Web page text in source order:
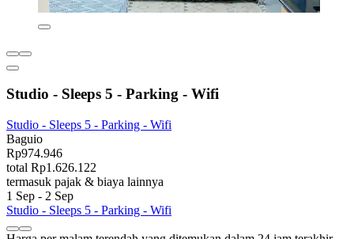
Studio - Sleeps 5 - Parking - Wifi
Studio - Sleeps 5 - Parking - Wifi
Baguio
Rp974.946
total Rp1.626.122
termasuk pajak & biaya lainnya
1 Sep - 2 Sep
Studio - Sleeps 5 - Parking - Wifi